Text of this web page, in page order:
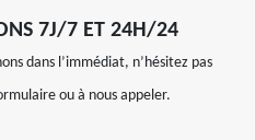
7J/7 ET 24H/24
dans l’immédiat, n’hésitez pas
ou à nous appeler.